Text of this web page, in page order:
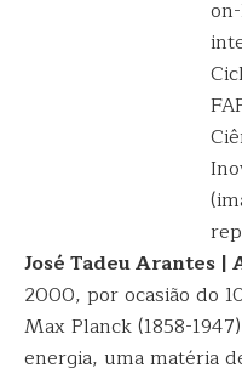
José Tadeu Arantes |
2000, por ocasião do
Max Planck (1858-
energia, uma matéria